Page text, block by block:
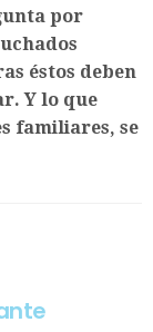
por
éstos deben
Y lo que
familiares, se